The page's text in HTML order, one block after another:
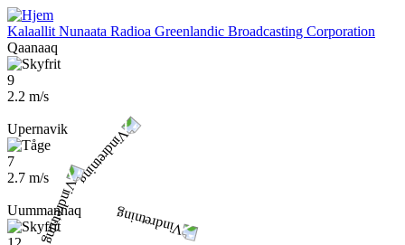
Gå
til
hovedindhold
Kalaallit Nunaata Radioa Greenlandic Broadcasting Corporation
Qaanaaq
9
2.2 m/s
Upernavik
7
2.7 m/s
Uummannaq